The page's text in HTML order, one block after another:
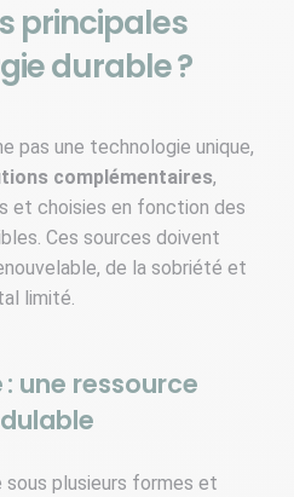
principales
durable ?
pas une technologie unique,
complémentaires,
et choisies en fonction des
Ces sources doivent
de la sobriété et
limité.
: une ressource
sous plusieurs formes et